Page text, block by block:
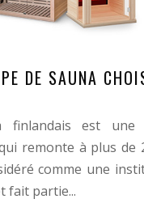
DE SAUNA
finlandais est une
remonte à plus de
comme une
fait partie...